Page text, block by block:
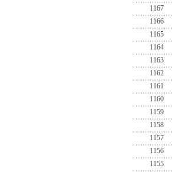
1167
1166
1165
1164
1163
1162
1161
1160
1159
1158
1157
1156
1155